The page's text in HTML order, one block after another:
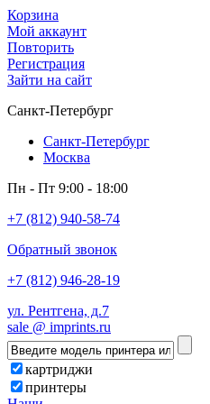
Корзина
Мой аккаунт
Повторить
Регистрация
Зайти на сайт
Санкт-Петербург
Санкт-Петербург
Москва
Пн - Пт 9:00 - 18:00
+7 (812) 940-58-74
Обратный звонок
+7 (812) 946-28-19
ул. Рентгена, д.7
sale @ imprints.ru
картриджи
принтеры